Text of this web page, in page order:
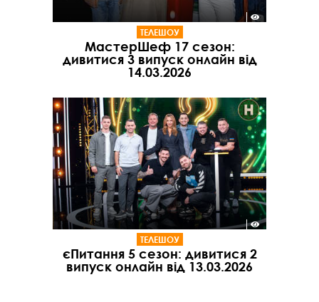
ТЕЛЕШОУ
МастерШеф 17 сезон:
дивитися 3 випуск онлайн від
14.03.2026
ТЕЛЕШОУ
єПитання 5 сезон: дивитися 2
випуск онлайн від 13.03.2026